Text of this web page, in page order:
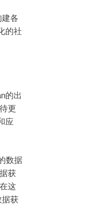
各
的社
的出
更
应
数据
获
这
据获